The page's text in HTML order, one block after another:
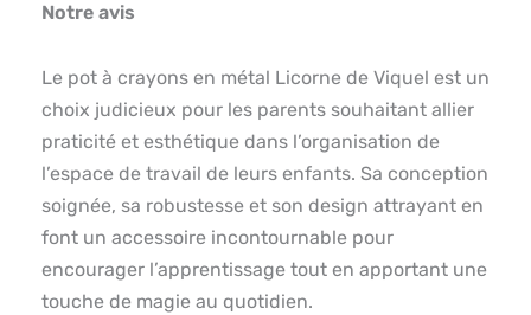
Notre avis
Le pot à crayons en métal Licorne de Viquel est un
choix judicieux pour les parents souhaitant allier
praticité et esthétique dans l’organisation de
l’espace de travail de leurs enfants. Sa conception
soignée, sa robustesse et son design attrayant en
font un accessoire incontournable pour
encourager l’apprentissage tout en apportant une
touche de magie au quotidien.